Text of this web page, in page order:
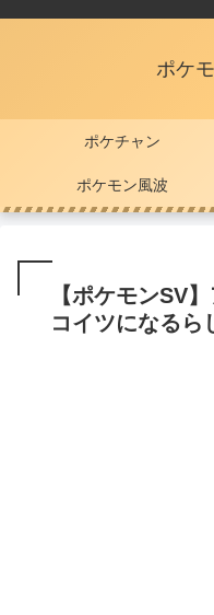
ポケ
ポケチャン
ポケモン風波
【ポケモンSV
コイツになるら